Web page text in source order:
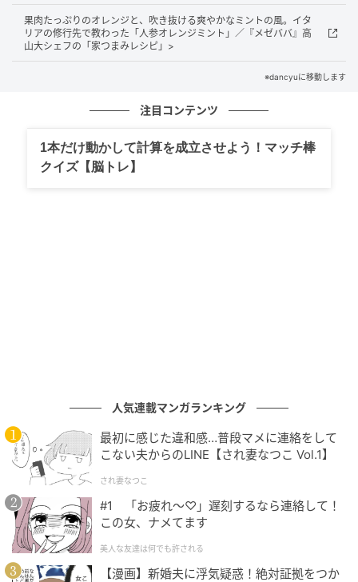
いつものマーケットで気軽に買える食材で、家が酒場
になるような、ずっと楽しめるつまみ。そんな永久定
番とも言えるつまみを考えてくれるのは、「メゼバ
バ」の高山大シェフ。今回紹介してくれるのは、「人
理の「キャロット・ラペ」風ですが、たっぷりのオレ
ンジを使うイタリアの修業先で教わった地中海風。に
んじんのしゃくしゃくした食感だけでなく、果肉たっ
材料
◇材料 (2～3人分)
果肉たっぷりのオレンジと、吹き抜ける爽やかなミントの風。イタ
リアの修行先で教わった「人参オレンジミント」／『メゼババ』高
山大シェフの「家つまみレシピ」>
※dancyuに移動します
注目コンテンツ
1本だけ動かして計算を成立させよう！マッチ棒
クイズ【脳トレ】
人気連載マンガランキング
最初に感じた違和感…普段マメに連絡をして
こない夫からのLINE【され妻なつこ Vol.1】
され妻なつこ
#1 「お疲れ〜♡」遅刻するなら連絡して！
この女、ナメてます
美人な友達は何でも許される
【漫画】新婚夫に浮気疑惑！絶対証拠をつか